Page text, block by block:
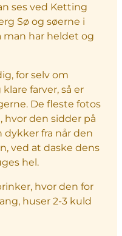
ses ved Ketting
Sø og søerne i
man har heldet og
for selv om
farver, så er
De fleste fotos
hvor den sidder på
fra når den
ved at daske dens
hel.
hvor den for
huser 2-3 kuld